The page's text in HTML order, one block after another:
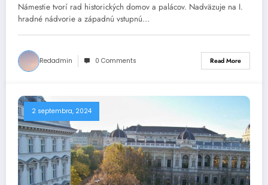
Námestie tvorí rad historických domov a palácov. Nadväzuje na I.
hradné nádvorie a západnú vstupnú…
Redadmin 0 Comments Read More
2 septembra, 2024